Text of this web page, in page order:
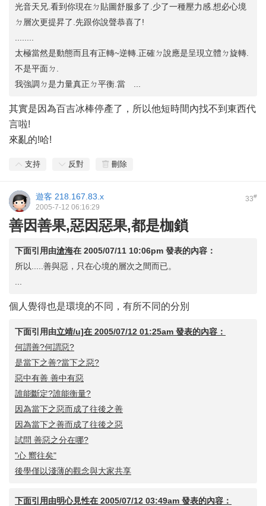
光音天兄.看到你現在ㄉ貼圖舒服多了.少了一種壓力感.想必心境
ㄉ層次更提昇了.先跟你說聲恭喜了!
太極當然是動態而且有正轉~逆轉.正確ㄉ說應是呈現立體ㄉ旋轉.
不是平面ㄉ.
我強調ㄉ是力量真正ㄉ平衡.當 ...
其實是因為百吉冰棒停產了，所以他短時間內找不到東西代
言啦!
來亂的!哈!
支持 反對 刪除
33#
遊客 218.167.83.x
2005-7-12 06:16:29
善因善果,惡因惡果,都是枷鎖
下面引用由滄海在 2005/07/11 10:06pm 發表的內容：
所以.....善與惡，只在心境的層次之間而已。
個人覺得也是環境的不同，有所不同的分別
下面引用由立靖/u]在 2005/07/12 01:25am 發表的內容：
何謂善?何謂惡?
是當下之善?當下之惡?
惡中有善 善中有惡
誰能斷定?誰能衡量?
因為當下之惡而成了往後之善
因為當下之善而成了往後之惡
試問 善惡之分在哪?
"心 嚮往矣"
後學僅以淺薄的觀念與大家共享
下面引用由明心見性在 2005/07/12 03:49am 發表的內容：